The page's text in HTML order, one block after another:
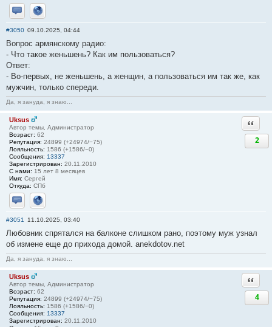
Отправить личное сообщение
Сайт
#3050 09.10.2025, 04:44
Вопрос армянскому радио:
- Что такое женьшень? Как им пользоваться?
Ответ:
- Во-первых, не женьшень, а женщин, а пользоваться им так же, как
мужчин, только спереди.
Да, я зануда, я знаю...
Uksus
Автор темы, Администратор
Возраст: 62
Репутация: 24899 (+24974/−75)
Лояльность: 1586 (+1586/−0)
Сообщения: 13337
Зарегистрирован: 20.11.2010
С нами: 15 лет 8 месяцев
Имя: Сергей
Откуда: СПб
Отправить личное сообщение
Сайт
2
#3051 11.10.2025, 03:40
Любовник спрятался на балконе слишком рано, поэтому муж узнал
об измене еще до прихода домой. anekdotov.net
Да, я зануда, я знаю...
Uksus
Автор темы, Администратор
Возраст: 62
Репутация: 24899 (+24974/−75)
Лояльность: 1586 (+1586/−0)
Сообщения: 13337
Зарегистрирован: 20.11.2010
4